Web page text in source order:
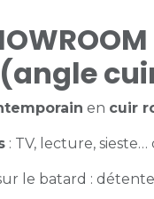
(angle
en cuir
: TV, lecture,
le batard :